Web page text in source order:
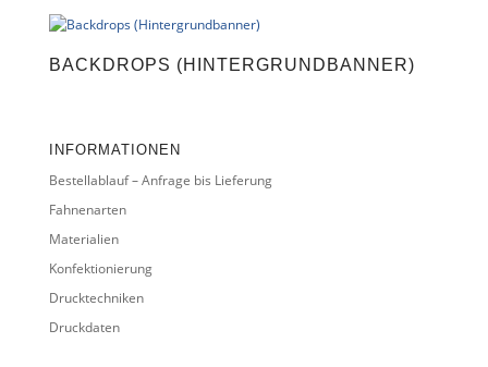
BACKDROPS (HINTERGRUNDBANNER)
INFORMATIONEN
Bestellablauf – Anfrage bis Lieferung
Fahnenarten
Materialien
Konfektionierung
Drucktechniken
Druckdaten